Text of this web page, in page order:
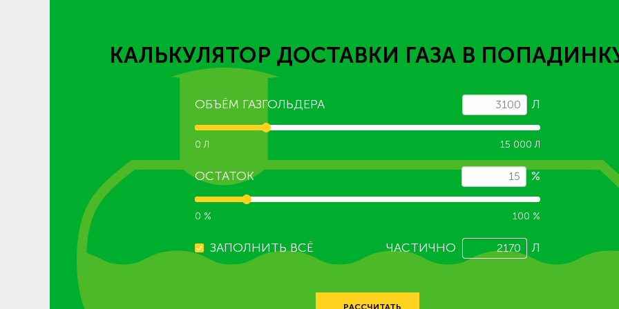
КАЛЬКУЛЯТОР ДОСТАВКИ ГАЗА В
ОБЪЁМ ГАЗГОЛЬДЕРА Л
0 Л 15 000 Л
ОСТАТОК %
0 % 100 %
ЗАПОЛНИТЬ ВСЁ ЧАСТИЧНО Л
РАССЧИТАТЬ